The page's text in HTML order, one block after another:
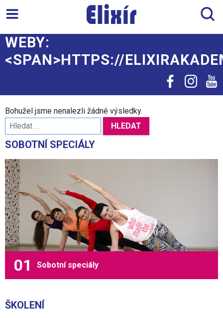
WEBY:
<SPAN>HTTPS://
Bohužel jsme nenalezli žádné výsledky.
SOBOTNÍ SPECIÁLY
Sobotní speciály
ŠKOLENÍ